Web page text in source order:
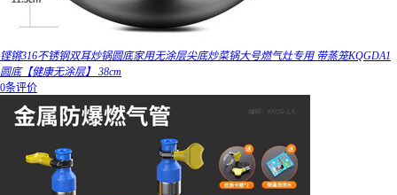
铿锵316不锈钢双耳炒锅圆底家用无涂层尖底炒菜锅大号燃气灶专用 带蒸笼KQGDA1
圆底【健康无涂层】 38cm
0条评价